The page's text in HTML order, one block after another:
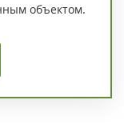
объектом.